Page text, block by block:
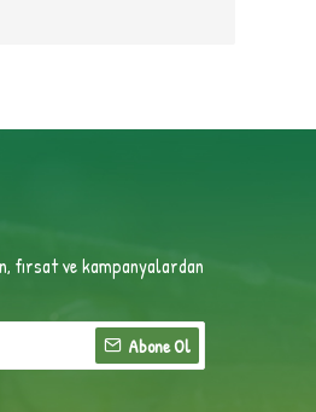
fırsat ve kampanyalardan
Abone Ol